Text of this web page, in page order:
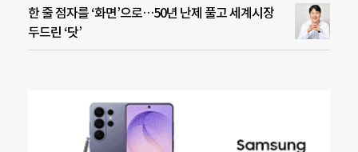
한 줄 점자를 ‘화면’으로…50년 난제 풀고 세계시장
두드린 ‘닷’